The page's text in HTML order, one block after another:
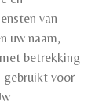
van
uw naam,
betrekking
gebruikt voor